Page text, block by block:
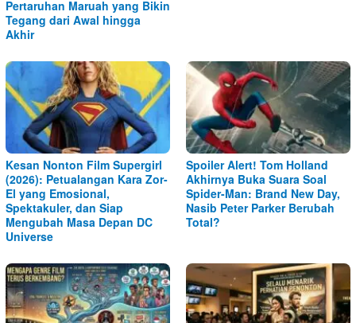
Pertaruhan Maruah yang Bikin
Tegang dari Awal hingga
Akhir
Kesan Nonton Film Supergirl
(2026): Petualangan Kara Zor-
El yang Emosional,
Spektakuler, dan Siap
Mengubah Masa Depan DC
Universe
Spoiler Alert! Tom Holland
Akhirnya Buka Suara Soal
Spider-Man: Brand New Day,
Nasib Peter Parker Berubah
Total?